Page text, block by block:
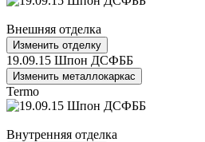
Внешняя отделка
Изменить отделку
19.09.15 Шпон ДСФББ
Изменить металлокаркас
Termo
Внутренняя отделка